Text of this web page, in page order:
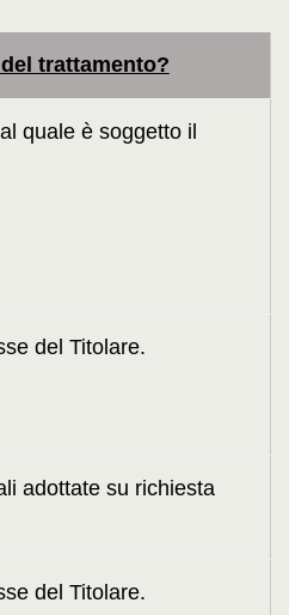
trattamento?
quale è soggetto il
del Titolare.
adottate su richiesta
del Titolare.